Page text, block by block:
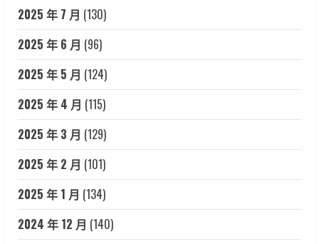
2025 年 7 月 (130)
2025 年 6 月 (96)
2025 年 5 月 (124)
2025 年 4 月 (115)
2025 年 3 月 (129)
2025 年 2 月 (101)
2025 年 1 月 (134)
2024 年 12 月 (140)